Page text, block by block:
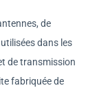
de
dans les
de transmission
fabriquée de